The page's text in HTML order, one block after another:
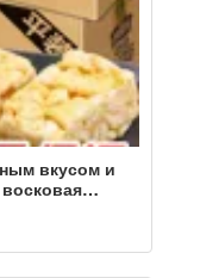
вкусом и
для